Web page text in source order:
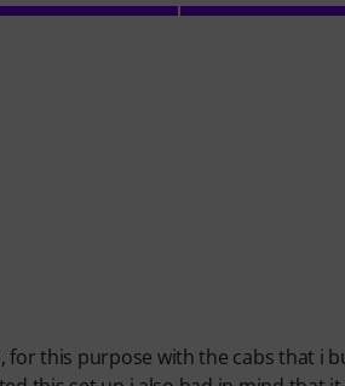
for this purpose with the cabs that i